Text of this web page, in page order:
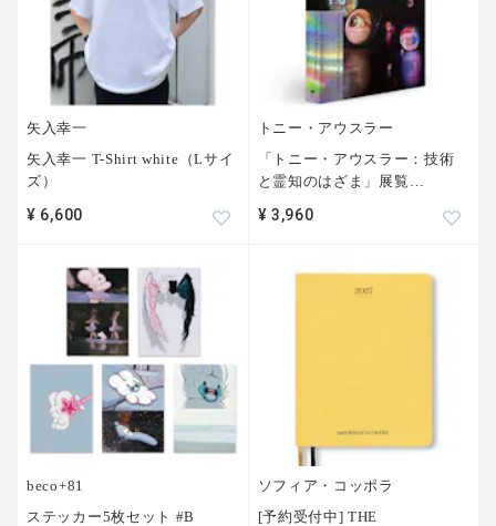
矢入幸一
矢入幸一 T-Shirt white（Lサイ
ズ）
¥ 6,600
トニー・アウスラー
「トニー・アウスラー：技術
と霊知のはざま」展覧 …
¥ 3,960
beco+81
ステッカー5枚セット #B
ソフィア・コッポラ
[予約受付中] THE